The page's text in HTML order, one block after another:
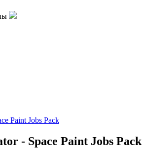
Paint Jobs Pack
- Space Paint Jobs Pack